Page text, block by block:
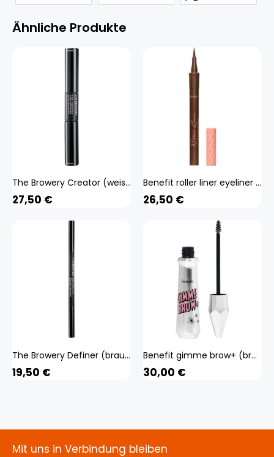
Ähnliche Produkte
The Browery Creator (weiss Ehg) Beauty, Make-up, Augen, Augenbrauen
27,50 €
Benefit roller liner eyeliner (braun Ehg) Beauty, Make-up, Augen, Eyeliner
26,50 €
The Browery Definer (braun Ehg) Beauty, Make-up, Augen, Augenbrauen
19,50 €
Benefit gimme brow+ (braun Ehg) Beauty, Make-up, Augen, Augenbrauen
30,00 €
Mit uns in Verbindung bleiben